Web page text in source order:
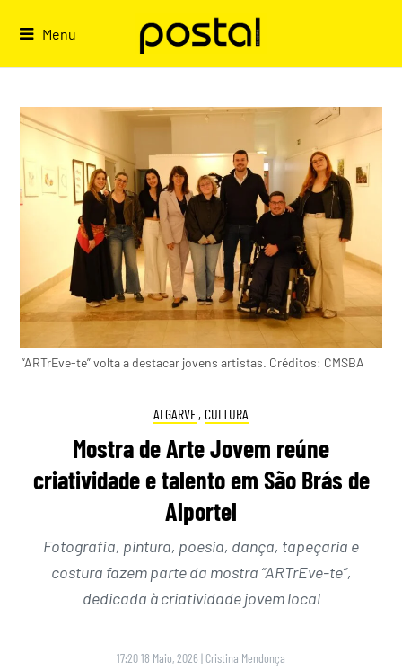
Menu
“ARTrEve-te” volta a destacar jovens artistas. Créditos: CMSBA
ALGARVE, CULTURA
Mostra de Arte Jovem reúne
criatividade e talento em São Brás de
Alportel
Fotografia, pintura, poesia, dança, tapeçaria e
costura fazem parte da mostra “ARTrEve-te”,
dedicada à criatividade jovem local
17:20 18 Maio, 2026 | Cristina Mendonça